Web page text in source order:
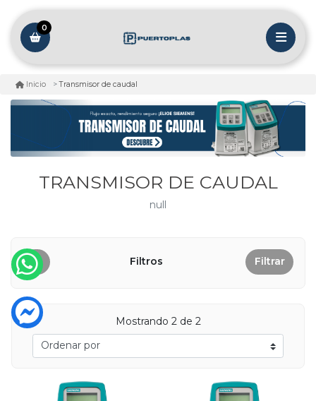
0
Inicio Transmisor de caudal
TRANSMISOR DE CAUDAL
null
Filtros Filtrar
Mostrando 2 de 2